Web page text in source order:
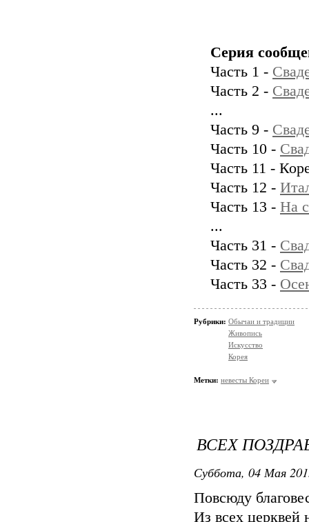
Серия
Часть 1 -
Часть 2 -
...
Часть 9 -
Часть 10 -
Часть 11 -
Часть 12 -
Часть 13 - На
...
Часть 31 -
Часть 32 -
Часть 33 -
Рубрики: Обычаи и традиции
Живопись
Искусство
Корея
Метки: невесты Кореи
ВСЕХ
Суббота, 04 Мая
Повсюду
Из всех церквей